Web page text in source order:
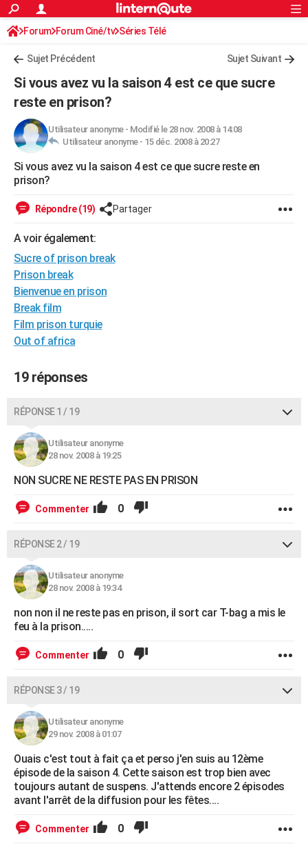
ACTUALITÉS
Politique
Société
Faits Divers
Education
Monde
Villes
+
Programme TV
Streaming
Cinéma
Sorties cinéma
Musique
FINANCE
Retraite
Impôts
Epargne
Immobilier
Risques naturels par ville
Banque
Assurance
Crédit
AUTO
Essais
Réserver un essai
Citadines
Berlines
SUV
Forum auto
HIGH-TECH
Mobiles
Meilleur smartphone
Internet
Ordinateurs
Jeux vidéo
Guide high-tech
+BRICOLAGE
Forum
Aménagement intérieur
Extérieur
Cuisine
Salle de bains
Jardinage
Rangement
WEEK-END
Guides de France
Escapades
Patrimoine
Expositions
Musées
Week-end nature
+LIFESTYLE
Art de vivre
Bien-être
Loisirs
Mode
Modes de vie
SANTE
Alimentation
Guide de la santé
Maladies
Médicaments
Sommeil
VOYAGE
Destinations
City break
Voyage nature
Voyage de noces
Forum
Climat
+PHOTO
BONS PLANS
CARTE DE VOEUX
Carte de Noël
Carte Bonne année
Carte Saint-Valentin
Carte Pâques
Carte d'anniversaire
DICTIONNAIRE
Dictionnaire
Biographies
Citations
Expressions
Proverbes
PROGRAMME TV
S'inscrire
Se connecter
Lycées
Collèges
Primaires
Universités
Entreprises
Service militaire
Avis de recherche
FORUM
Bricolage
Lifestyle
Culture
Sport
Auto
Television
Voyage
Cinema
S'inscrire
Connexion
Forum Forum Ciné/tv Séries Télé
Sujet Précédent Sujet Suivant
Si vous avez vu la saison 4 est ce que sucre
reste en prison?
Utilisateur anonyme- Modifié le 28 nov. 2008 à 14:08
Utilisateur anonyme - 15 déc. 2008 à 20:27
Si vous avez vu la saison 4 est ce que sucre reste en
prison?
Répondre (19) Partager
A voir également:
Sucre of prison break
Prison break
Bienvenue en prison
Break film
Film prison turquie
Out of africa
19 réponses
RÉPONSE 1 / 19
Utilisateur anonyme
28 nov. 2008 à 19:25
NON SUCRE NE RESTE PAS EN PRISON
Commenter 0
RÉPONSE 2 / 19
Utilisateur anonyme
28 nov. 2008 à 19:34
non non il ne reste pas en prison, il sort car T-bag a mis le
feu à la prison.....
Commenter 0
RÉPONSE 3 / 19
Utilisateur anonyme
29 nov. 2008 à 01:07
Ouais c'est tout à fait ça et perso j'en suis au 12ème
épisode de la saison 4. Cette saison est trop bien avec
toujours autant de suspens. J'attends encore 2 épisodes
avant l'arrêt de la diffusion pour les fêtes....
Commenter 0